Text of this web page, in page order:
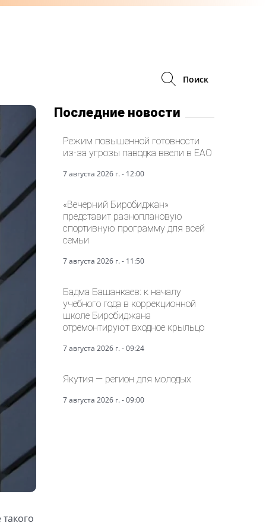
Поиск
Последние новости
Режим повышенной готовности
из-за угрозы паводка ввели в ЕАО
7 августа 2026 г. - 12:00
«Вечерний Биробиджан»
представит разноплановую
спортивную программу для всей
семьи
7 августа 2026 г. - 11:50
Бадма Башанкаев: к началу
учебного года в коррекционной
школе Биробиджана
отремонтируют входное крыльцо
7 августа 2026 г. - 09:24
Якутия — регион для молодых
7 августа 2026 г. - 09:00